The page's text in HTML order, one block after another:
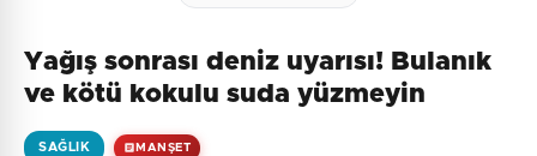
Henüz yorum yapılmamış. İlk yorumu siz yapın!
Yağış sonrası deniz uyarısı! Bulanık
ve kötü kokulu suda yüzmeyin
SAĞLIK MANŞET